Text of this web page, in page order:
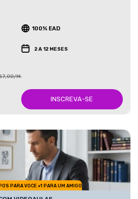
100% EAD
2 A 12 MESES
Mês
INSCREVA-SE
PARA VOCE +1 PARA UM AMIGO